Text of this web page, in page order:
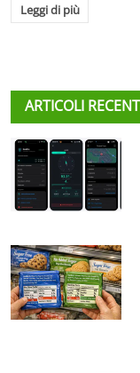
Leggi di più
ARTICOLI